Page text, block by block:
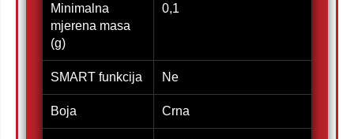
Minimalna
mjerena masa
(g)
0,1
SMART funkcija Ne
Boja Crna